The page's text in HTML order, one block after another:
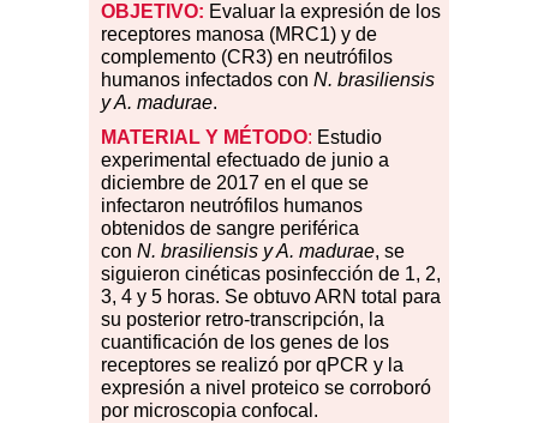
OBJETIVO: Eval uar la expresión de los
receptores manosa (MRC1) y de
complemento (CR3) en neutrófilos
humanos infectados con N. brasiliensis
y A. madurae.
MATERIAL Y MÉTODO: Estudio
experimental efectuado de junio a
diciembre de 2017 en el que se
infectaron neutrófilos humanos
obtenidos de sangre periférica
con N. brasiliensis y A. madurae, se
siguieron cinéticas posinfección de 1, 2,
3, 4 y 5 horas. Se obtuvo ARN total para
su posterior retro-transcripción, la
cuantificación de los genes de los
receptores se realizó por qPCR y la
expresión a nivel proteico se corroboró
por microscopia confocal.